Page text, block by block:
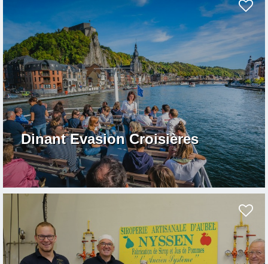
Dinant Evasion Croisières